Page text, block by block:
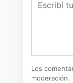
Los
moderación.